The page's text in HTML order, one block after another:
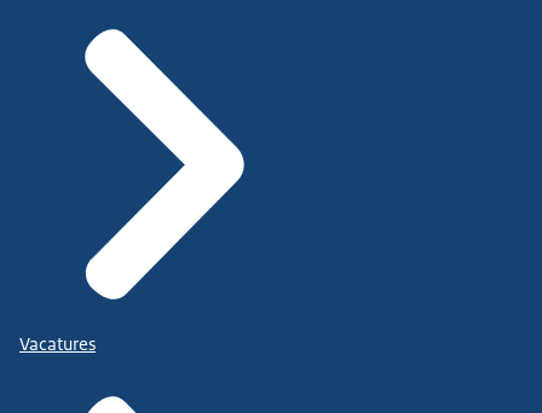
Vacatures